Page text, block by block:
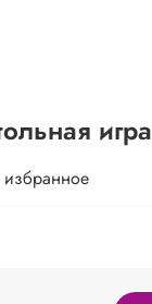
игра
избранное